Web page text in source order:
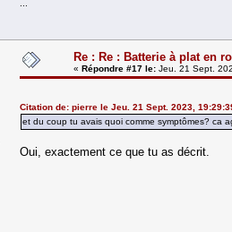
Re : Re : Batterie à plat en
« Répondre #17 le: Jeu. 21 Sept.
Citation de: pierre le Jeu. 21 Sept. 2023,
et du coup tu avais quoi comme symptômes? ca
Oui, exactement ce que tu as décrit.